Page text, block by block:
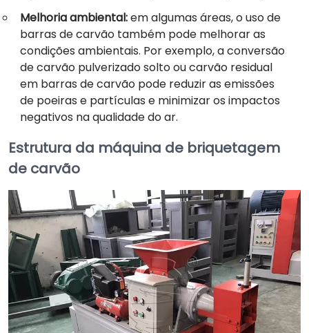
Melhoria ambiental:em algumas áreas, o uso de
barras de carvão também pode melhorar as
condições ambientais. Por exemplo, a conversão
de carvão pulverizado solto ou carvão residual
em barras de carvão pode reduzir as emissões
de poeiras e partículas e minimizar os impactos
negativos na qualidade do ar.
Estrutura da máquina de briquetagem
de carvão